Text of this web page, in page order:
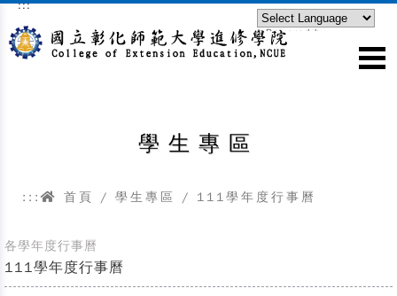
跳到主要內容區塊
:::
Powered by
學生專區
::: 首頁 / 學生專區 / 111學年度行事曆
各學年度行事曆
111學年度行事曆